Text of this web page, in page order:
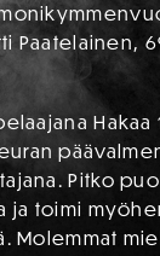
Paatelainen,
Hakaa
Pitko
ja toimi
Molemmat